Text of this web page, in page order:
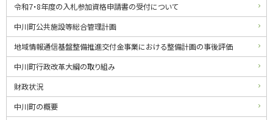
令和7・8年度の入札参加資格申請書の受付について
中川町公共施設等総合管理計画
地域情報通信基盤整備推進交付金事業における整備計画の事後評価
中川町行政改革大綱の取り組み
財政状況
中川町の概要